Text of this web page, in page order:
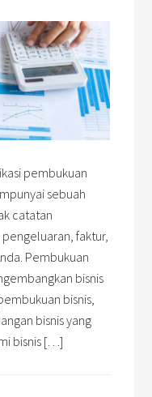
pembukuan
sebuah
catatan
faktur,
Pembukuan
bisnis
bisnis,
bisnis yang
bisnis […]